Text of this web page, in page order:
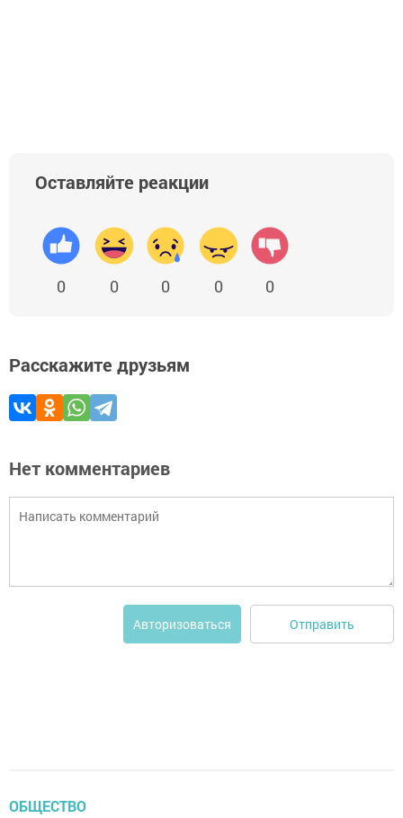
Оставляйте реакции
0 0 0 0 0
Расскажите друзьям
Нет комментариев
Авторизоваться Отправить
ОБЩЕСТВО